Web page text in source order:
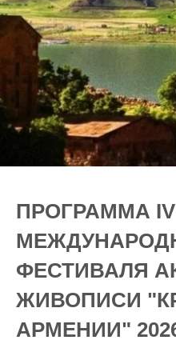
ПРОГРАММА IV
ФЕСТИВАЛЯ
ЖИВОПИСИ
АРМЕНИИ"